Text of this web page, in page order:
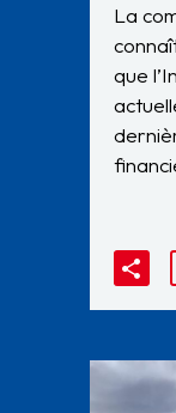
La
que